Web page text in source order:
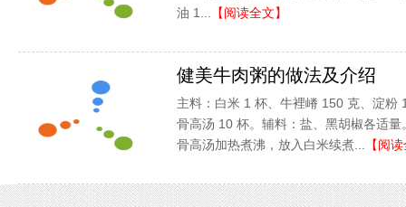
油 1...
【阅读全文】
健美牛肉粥的做法及介绍
主料：白米 1 杯、牛裡嵴 150 克、淀粉
骨高汤 10 杯。辅料：盐、黑胡椒各适
骨高汤加热煮沸，放入白米续煮...
【阅